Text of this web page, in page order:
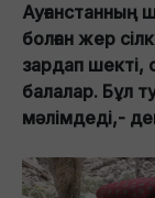
Ауғанстанның
болған жер
зардап шекті,
балалар. Бұл
мәлімдеді,-